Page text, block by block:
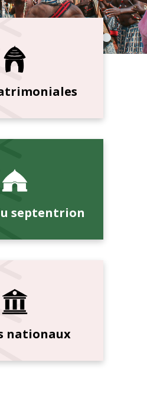
septentrion
nationaux